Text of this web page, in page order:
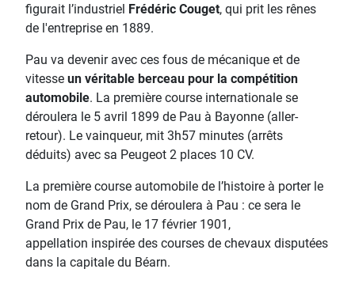
figurait l’industriel Frédéric Couget, qui prit les rênes
de l'entreprise en 1889.
Pau va devenir avec ces fous de mécanique et de
vitesse un véritable berceau pour la compétition
automobile. La première course internationale se
déroulera le 5 avril 1899 de Pau à Bayonne (aller-
retour). Le vainqueur, mit 3h57 minutes (arrêts
déduits) avec sa Peugeot 2 places 10 CV.
La première course automobile de l’histoire à porter le
nom de Grand Prix, se déroulera à Pau : ce sera le
Grand Prix de Pau, le 17 février 1901,
appellation inspirée des courses de chevaux disputées
dans la capitale du Béarn.